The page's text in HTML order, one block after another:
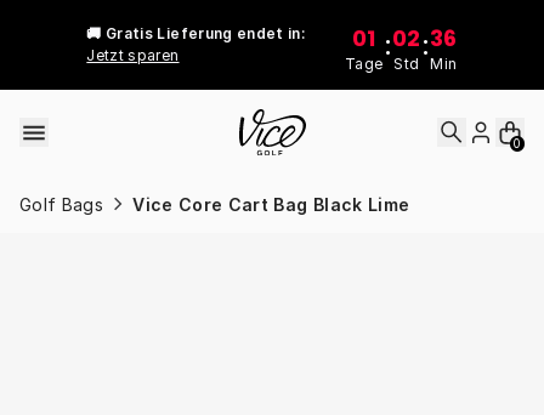
🚚 Gratis Lieferung endet in:
Jetzt sparen
01
Tage
:02
Std
:36
Min
0
Golf Bags Vice Core Cart Bag Black Lime